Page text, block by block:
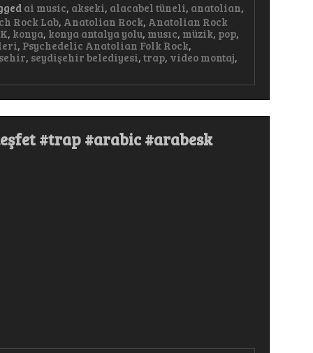
ai music, akseki, alacabel tüneli, anatolian,
Rock Lab, Anatolian Rock, Anatolian Rock
, konya, konya antalya yolu, musıc, müzik, pop,
, Psychedelic Anatolian Folk Rock,
, seydişehir belediyesi, trap, video montaj,
#trap #arabic #arabesk